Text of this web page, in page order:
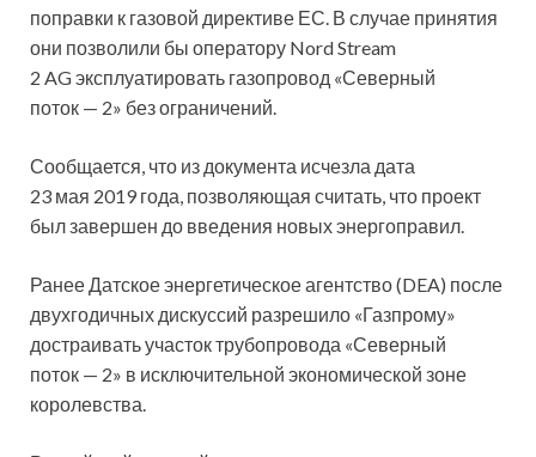
поправки к газовой директиве ЕС. В случае принятия
они позволили бы оператору Nord Stream
2 AG эксплуатировать газопровод «Северный
поток — 2» без ограничений.
Сообщается, что из документа исчезла дата
23 мая 2019 года, позволяющая считать, что проект
был завершен до введения новых энергоправил.
Ранее Датское энергетическое агентство (DEA) после
двухгодичных дискуссий разрешило «Газпрому»
достраивать участок трубопровода «Северный
поток — 2» в исключительной экономической зоне
королевства.